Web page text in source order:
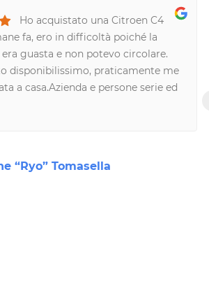
Ho acquistato una Citroen C4
fa, ero in difficoltà poiché la
guasta e non potevo circolare.
disponibilissimo, praticamente me
a casa.Azienda e persone serie ed
“Ryo” Tomasella